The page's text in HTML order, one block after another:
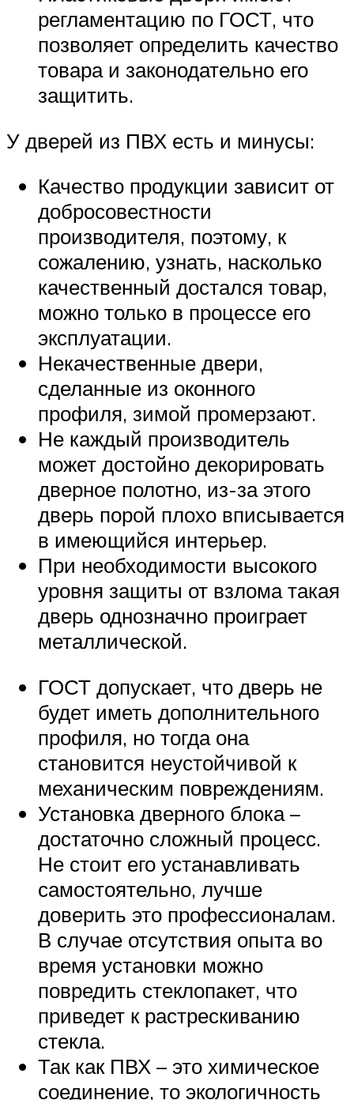
регламентацию по ГОСТ, что
позволяет определить качество
товара и законодательно его
защитить.
У дверей из ПВХ есть и минусы:
Качество продукции зависит от
добросовестности
производителя, поэтому, к
сожалению, узнать, насколько
качественный достался товар,
можно только в процессе его
эксплуатации.
Некачественные двери,
сделанные из оконного
профиля, зимой промерзают.
Не каждый производитель
может достойно декорировать
дверное полотно, из-за этого
дверь порой плохо вписывается
в имеющийся интерьер.
При необходимости высокого
уровня защиты от взлома такая
дверь однозначно проиграет
металлической.
ГОСТ допускает, что дверь не
будет иметь дополнительного
профиля, но тогда она
становится неустойчивой к
механическим повреждениям.
Установка дверного блока –
достаточно сложный процесс.
Не стоит его устанавливать
самостоятельно, лучше
доверить это профессионалам.
В случае отсутствия опыта во
время установки можно
повредить стеклопакет, что
приведет к растрескиванию
стекла.
Так как ПВХ – это химическое
соединение, то экологичность